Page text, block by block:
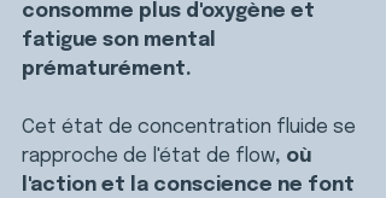
consomme plus d'oxygène et
fatigue son mental
prématurément.
Cet état de concentration fluide se
rapproche de l'état de flow, où
l'action et la conscience ne font